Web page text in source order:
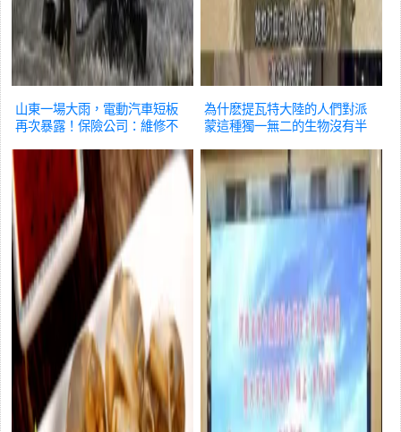
山東一場大雨，電動汽車短板
再次暴露！保險公司：維修不
為什麽提瓦特大陸的人們對派
蒙這種獨一無二的生物沒有半